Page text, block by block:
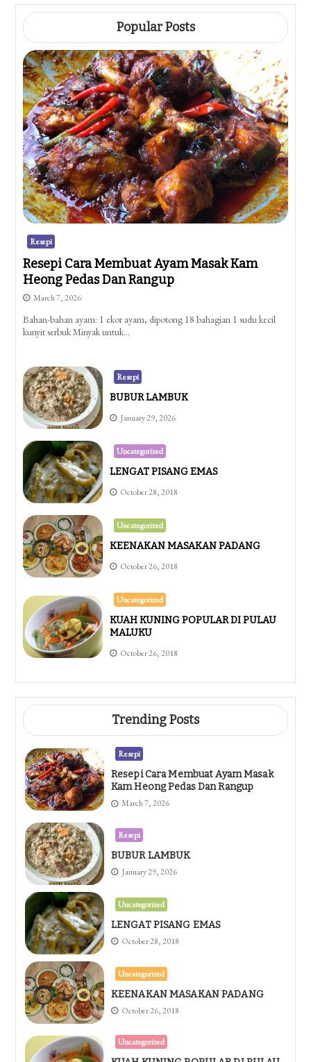
Popular Posts
Resepi
Resepi Cara Membuat Ayam Masak Kam
Heong Pedas Dan Rangup
March 7, 2026
Bahan-bahan ayam: 1 ekor ayam, dipotong 18 bahagian 1 sudu kecil
kunyit serbuk Minyak untuk…
Resepi
BUBUR LAMBUK
January 29, 2026
Uncategorized
LENGAT PISANG EMAS
October 28, 2018
Uncategorized
KEENAKAN MASAKAN PADANG
October 26, 2018
Uncategorized
KUAH KUNING POPULAR DI PULAU
MALUKU
October 26, 2018
Trending Posts
Resepi
Resepi Cara Membuat Ayam Masak
Kam Heong Pedas Dan Rangup
March 7, 2026
Resepi
BUBUR LAMBUK
January 29, 2026
Uncategorized
LENGAT PISANG EMAS
October 28, 2018
Uncategorized
KEENAKAN MASAKAN PADANG
October 26, 2018
Uncategorized